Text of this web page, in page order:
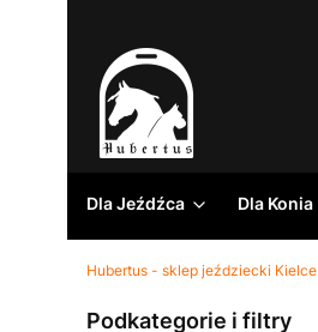
Dla Jeźdźca Dla Konia
Hubertus - sklep jeździecki Kielce
Podkategorie i filtry